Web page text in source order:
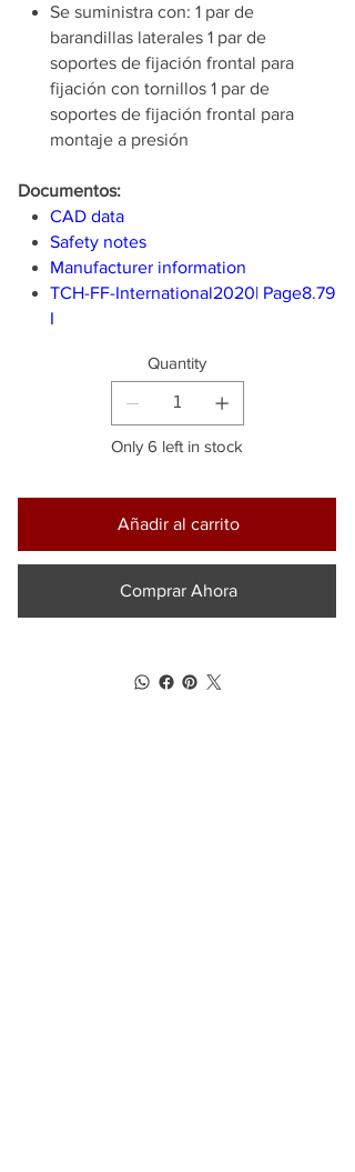
Se suministra con: 1 par de
barandillas laterales 1 par de
soportes de fijación frontal para
fijación con tornillos 1 par de
soportes de fijación frontal para
montaje a presión
Documentos:
CAD data
Safety notes
Manufacturer information
TCH-FF-International2020| Page8.79
I
Quantity
Only 6 left in stock
Añadir al carrito
Comprar Ahora